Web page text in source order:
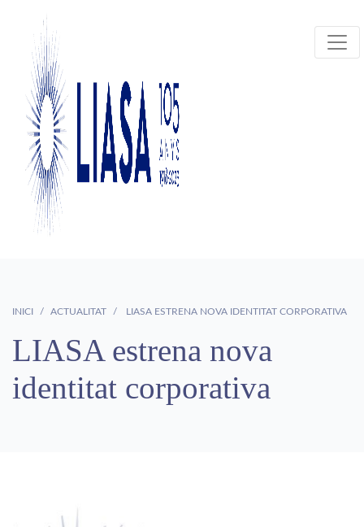
INICI ACTUALITAT LIASA ESTRENA NOVA IDENTITAT CORPORATIVA
LIASA estrena nova
identitat corporativa